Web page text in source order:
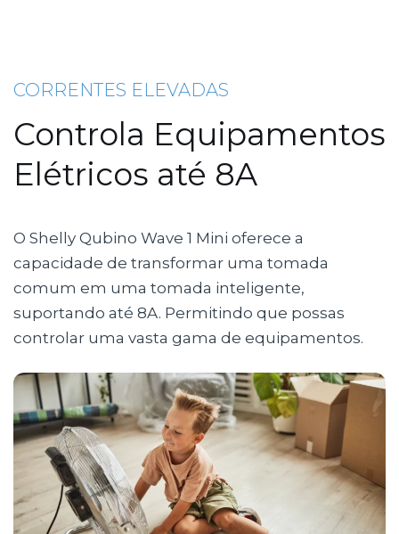
CORRENTES ELEVADAS
Controla Equipamentos
Elétricos até 8A
O Shelly Qubino Wave 1 Mini oferece a
capacidade de transformar uma tomada
comum em uma tomada inteligente,
suportando até 8A. Permitindo que possas
controlar uma vasta gama de equipamentos.